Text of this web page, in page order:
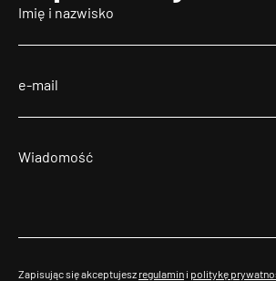
Zapisując się akceptujesz regulamin i politykę